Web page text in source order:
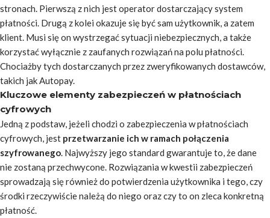
stronach. Pierwszą z nich jest operator dostarczający system
płatności. Drugą z kolei okazuje się być sam użytkownik, a zatem
klient. Musi się on wystrzegać sytuacji niebezpiecznych, a także
korzystać wyłącznie z zaufanych rozwiązań na polu płatności.
Chociażby tych dostarczanych przez zweryfikowanych dostawców,
takich jak Autopay.
Kluczowe elementy zabezpieczeń w płatnościach
cyfrowych
Jedną z podstaw, jeżeli chodzi o zabezpieczenia w płatnościach
cyfrowych, jest przetwarzanie ich w ramach połączenia
szyfrowanego. Najwyższy jego standard gwarantuje to, że dane
nie zostaną przechwycone. Rozwiązania w kwestii zabezpieczeń
sprowadzają się również do potwierdzenia użytkownika i tego, czy
środki rzeczywiście należą do niego oraz czy to on zleca konkretną
płatność.